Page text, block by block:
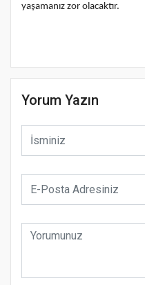
yaşamanız zor olacaktır.
Yorum Yazın